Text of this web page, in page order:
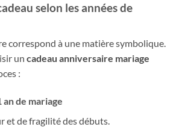
selon les années de
correspond à une matière symbolique.
un cadeau anniversaire mariage
:
an de mariage
et de fragilité des débuts.